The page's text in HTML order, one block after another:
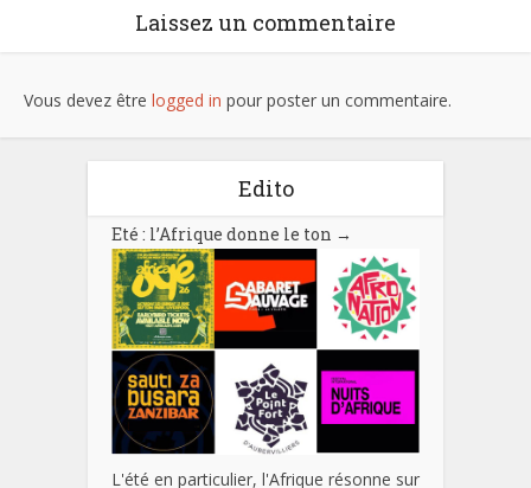
Laissez un commentaire
Vous devez être logged in pour poster un commentaire.
Edito
Eté : l’Afrique donne le ton →
L'été en particulier, l'Afrique résonne sur